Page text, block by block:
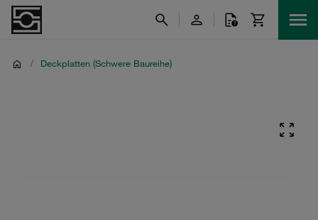
/ Deckplatten (Schwere Baureihe)